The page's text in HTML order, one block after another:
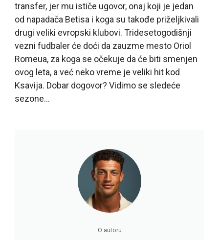
transfer, jer mu ističe ugovor, onaj koji je jedan
od napadača Betisa i koga su takođe priželjkivali
drugi veliki evropski klubovi. Tridesetogodišnji
vezni fudbaler će doći da zauzme mesto Oriol
Romeua, za koga se očekuje da će biti smenjen
ovog leta, a već neko vreme je veliki hit kod
Ksavija. Dobar dogovor? Vidimo se sledeće
sezone…
O autoru